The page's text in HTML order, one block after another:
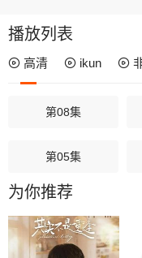
播放列表
高清 ikun
第08集
第05集
第02集
为你推荐